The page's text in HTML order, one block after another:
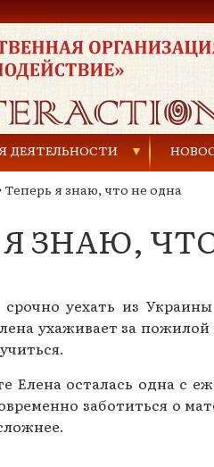
«Взаимодействие»
ДЕЯТЕЛЬНОСТИ
торговли людьми
насилия в семье
и молодёжи
Теперь я знаю, что не одна
Я ЗНАЮ,
уехать из
ухаживает за
Елена осталась одна с
заботиться о